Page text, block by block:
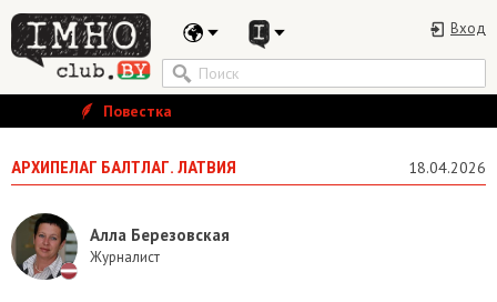
Вход
Повестка
АРХИПЕЛАГ БАЛТЛАГ. ЛАТВИЯ 18.04.2026
Алла Березовская
Журналист